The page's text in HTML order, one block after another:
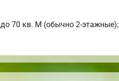
70 кв. М (обычно 2-этажные);